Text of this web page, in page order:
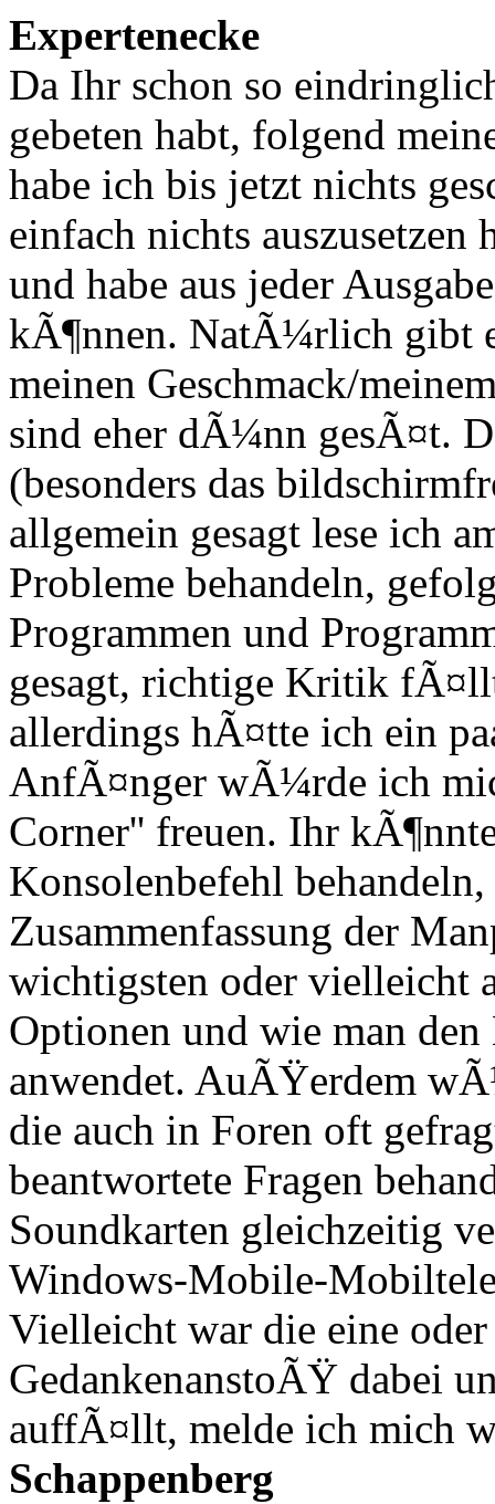
Expertenecke
Da Ihr schon so
gebeten habt, folgend
habe ich bis jetzt nichts
einfach nichts
und habe aus jeder
kÃ¶nnen. NatÃ¼rlich gibt
meinen Geschmack/
sind eher dÃ¼nn gesÃ¤t.
(besonders das
allgemein gesagt lese ich
Probleme behandeln,
Programmen und
gesagt, richtige Kritik
allerdings hÃ¤tte ich ein
AnfÃ¤nger wÃ¼rde ich
Corner'' freuen. Ihr
Konsolenbefehl behandeln,
Zusammenfassung der
wichtigsten oder vielleicht
Optionen und wie man
anwendet. AuÃŸerdem
die auch in Foren oft
beantwortete Fragen
Soundkarten gleichzeitig
Windows-Mobile-
Vielleicht war die eine
GedankenanstoÃŸ dabei
auffÃ¤llt, melde ich mich
Schappenberg